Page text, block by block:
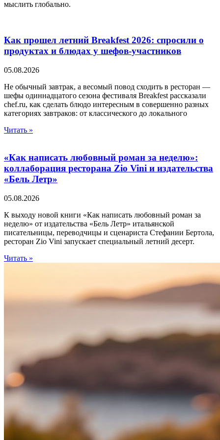
мыслить глобально.
Как прошел летний Breakfest 2026: спросили о
продуктах и блюдах у шефов-участников
05.08.2026
Не обычный завтрак, а весомый повод сходить в ресторан —
шефы одиннадцатого сезона фестиваля Breakfest рассказали
chef.ru, как сделать блюдо интересным в совершенно разных
категориях завтраков: от классического до локального
Читать »
«Как написать любовный роман за неделю»:
коллаборация ресторана Zio Vini и издательства
«Бель Летр»
05.08.2026
К выходу новой книги «Как написать любовный роман за
неделю» от издательства «Бель Летр» итальянской
писательницы, переводчицы и сценариста Стефании Бертола,
ресторан Zio Vini запускает специальный летний десерт.
Читать »